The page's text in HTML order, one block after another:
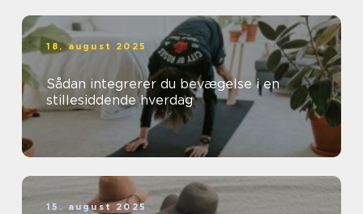
18. august 2025
Sådan integrerer du bevægelse i en
stillesiddende hverdag
15. august 2025